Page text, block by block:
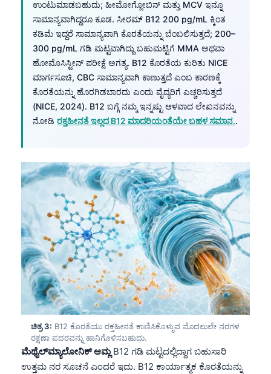
ಉಂಟುಮಾಡಬಹುದು; ಹೀಮೋಗ್ಲೋಬಿನ್ ಮತ್ತು MCV ಇನ್ನೂ
ಸಾಮಾನ್ಯವಾಗಿದ್ದರೂ ಕೂಡ. ಸೀರಮ್ B12 200 pg/mL ಕ್ಕಿಂತ
ಕಡಿಮೆ ಇದ್ದರೆ ಸಾಮಾನ್ಯವಾಗಿ ಕೊರತೆಯನ್ನು ಬೆಂಬಲಿಸುತ್ತದೆ; 200–
300 pg/mL ಗಡಿ ಮಟ್ಟವಾಗಿದ್ದು ಬಹುಮಟ್ಟಿಗೆ MMA ಅಥವಾ
ಹೋಮೊಸಿಸ್ಟೀನ್ ಪರೀಕ್ಷೆ ಅಗತ್ಯ. B12 ಕೊರತೆಯ ಕುರಿತು NICE
ಮಾರ್ಗಸೂಚಿ, CBC ಸಾಮಾನ್ಯವಾಗಿ ಕಾಣುತ್ತದೆ ಎಂಬ ಕಾರಣಕ್ಕೆ
ಕೊರತೆಯನ್ನು ಹೊರಗಿಡಬಾರದು ಎಂದು ವೈದ್ಯರಿಗೆ ಎಚ್ಚರಿಸುತ್ತದೆ
(NICE, 2024). B12 ಬಗ್ಗೆ ನಮ್ಮ ಇನ್ನಷ್ಟು ಆಳವಾದ ಲೇಖನವನ್ನು
ನೋಡಿ ರಕ್ತಹೀನತೆ ಇಲ್ಲದ B12 ಮಾದರಿಯಂತೆಯೇ ಬಹಳ ಸಮಾನ..
ಚಿತ್ರ 3: B12 ಕೊರತೆಯು ರಕ್ತಹೀನತೆ ಕಾಣಿಸಿಕೊಳ್ಳುವ ಮೊದಲುಲೇ ನರಗಳ
ರಕ್ಷಣಾ ಪದರವನ್ನು ಹಾನಿಗೊಳಿಸಬಹುದು.
ಮೆಥೈಲ್‌ಮ್ಯಾಲೋನಿಕ್ ಆಮ್ಲ B12 ಗಡಿ ಮಟ್ಟದಲ್ಲಿದ್ದಾಗ ಬಹುಸಾರಿ
ಉತ್ತಮ ನರ ಸೂಚನೆ ಎಂದರೆ ಇದು. B12 ಕಾರ್ಯಾತ್ಮಕ ಕೊರತೆಯನ್ನು